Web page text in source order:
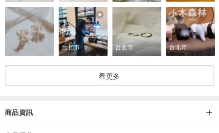
台北市 台北市 台北市
看更多
商品資訊